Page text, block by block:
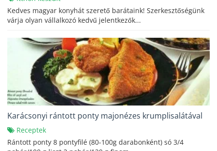
Kedves magyar konyhát szerető barátaink! Szerkesztőségünk
várja olyan vállalkozó kedvű jelentkezők...
Karácsonyi rántott ponty majonézes krumplisalátával
Receptek
Rántott ponty 8 pontyfilé (80-100g darabonként) só 3/4